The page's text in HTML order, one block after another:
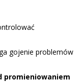
gojenie problemów
promieniowaniem